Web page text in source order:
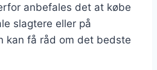
anbefales det at købe
slagtere eller på
kan få råd om det bedste